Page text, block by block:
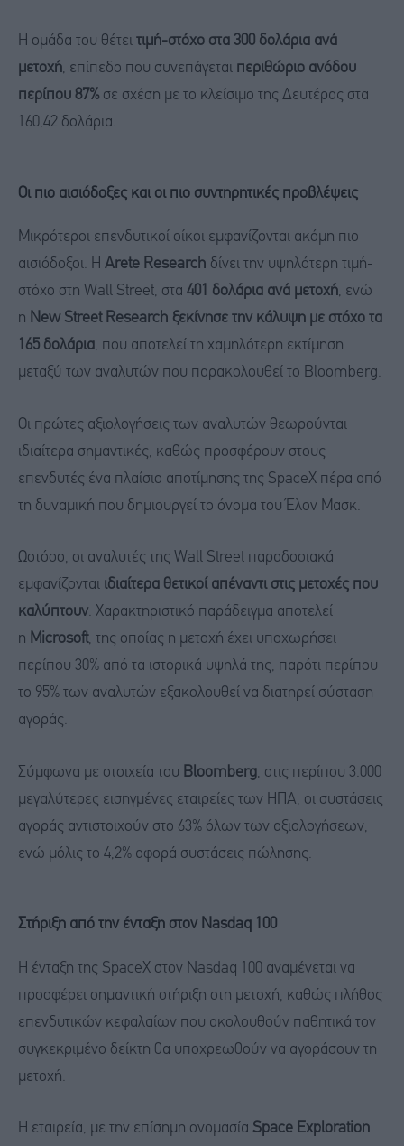
Η ομάδα του θέτει τιμή-στόχο στα 300 δολάρια ανά
μετοχή, επίπεδο που συνεπάγεται περιθώριο ανόδου
περίπου 87% σε σχέση με το κλείσιμο της Δευτέρας στα
160,42 δολάρια.
Οι πιο αισιόδοξες και οι πιο συντηρητικές προβλέψεις
Μικρότεροι επενδυτικοί οίκοι εμφανίζονται ακόμη πιο
αισιόδοξοι. Η Arete Research δίνει την υψηλότερη τιμή-
στόχο στη Wall Street, στα 401 δολάρια ανά μετοχή, ενώ
η New Street Research ξεκίνησε την κάλυψη με στόχο τα
165 δολάρια, που αποτελεί τη χαμηλότερη εκτίμηση
μεταξύ των αναλυτών που παρακολουθεί το Bloomberg.
Οι πρώτες αξιολογήσεις των αναλυτών θεωρούνται
ιδιαίτερα σημαντικές, καθώς προσφέρουν στους
επενδυτές ένα πλαίσιο αποτίμησης της SpaceX πέρα από
τη δυναμική που δημιουργεί το όνομα του Έλον Μασκ.
Ωστόσο, οι αναλυτές της Wall Street παραδοσιακά
εμφανίζονται ιδιαίτερα θετικοί απέναντι στις μετοχές που
καλύπτουν. Χαρακτηριστικό παράδειγμα αποτελεί
η Microsoft, της οποίας η μετοχή έχει υποχωρήσει
περίπου 30% από τα ιστορικά υψηλά της, παρότι περίπου
το 95% των αναλυτών εξακολουθεί να διατηρεί σύσταση
αγοράς.
Σύμφωνα με στοιχεία του Bloomberg, στις περίπου 3.000
μεγαλύτερες εισηγμένες εταιρείες των ΗΠΑ, οι συστάσεις
αγοράς αντιστοιχούν στο 63% όλων των αξιολογήσεων,
ενώ μόλις το 4,2% αφορά συστάσεις πώλησης.
Στήριξη από την ένταξη στον Nasdaq 100
Η ένταξη της SpaceX στον Nasdaq 100 αναμένεται να
προσφέρει σημαντική στήριξη στη μετοχή, καθώς πλήθος
επενδυτικών κεφαλαίων που ακολουθούν παθητικά τον
συγκεκριμένο δείκτη θα υποχρεωθούν να αγοράσουν τη
μετοχή.
Η εταιρεία, με την επίσημη ονομασία Space Exploration